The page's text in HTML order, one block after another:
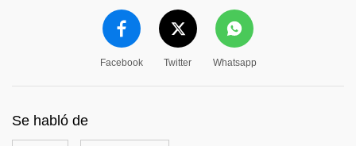
Facebook Twitter Whatsapp
Se habló de